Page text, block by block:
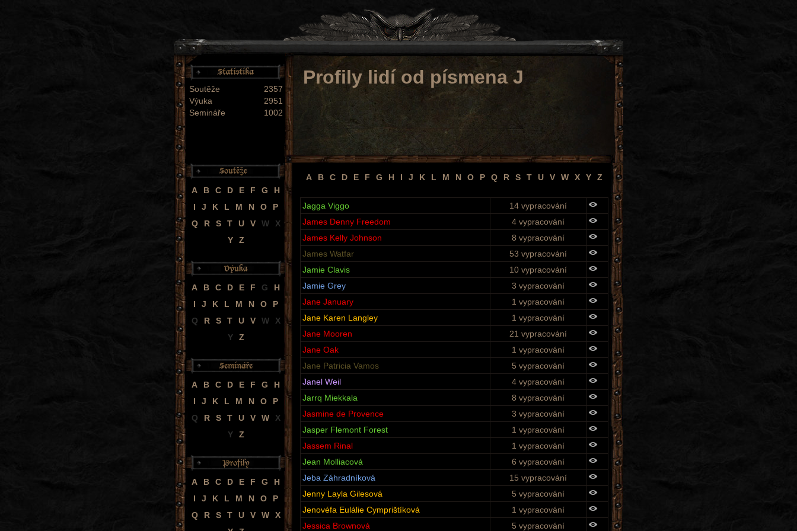
Soutěže
2357
Výuka
2951
Semináře
1002
Profily lidí od písmena J
A B C D E F G H I J K L M N O P Q R S T U V W X Y Z
Jagga Viggo
14 vypracování
James Denny Freedom
4 vypracování
James Kelly Johnson
8 vypracování
James Watfar
53 vypracování
Jamie Clavis
10 vypracování
Jamie Grey
3 vypracování
Jane January
1 vypracování
Jane Karen Langley
1 vypracování
Jane Mooren
21 vypracování
Jane Oak
1 vypracování
Jane Patricia Vamos
5 vypracování
Janel Weil
4 vypracování
Jarrq Miekkala
8 vypracování
Jasmine de Provence
3 vypracování
Jasper Flemont Forest
1 vypracování
Jassem Rinal
1 vypracování
Jean Molliacová
6 vypracování
Jeba Záhradníková
15 vypracování
Jenny Layla Gilesová
5 vypracování
Jenovéfa Eulálie Cymprištíková
1 vypracování
Jessica Brownová
5 vypracování
A B C D E F G
H
I
J K L M N O
P
Q
R S T U V W
X
Y
Z
A B C D E F G
H
I
J K L M N O
P
Q
R S T U V W
X
Y
Z
A B C D E F G
H
I
J K L M N O
P
Q
R S T U V W
X
Y
Z
A B C D E F G
H
I
J K L M N O
P
Q
R S T U V W
X